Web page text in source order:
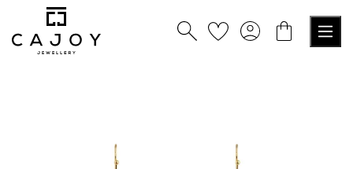
springen